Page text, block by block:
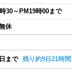
30～PM19時00まで
休
まで 残り約9日21時